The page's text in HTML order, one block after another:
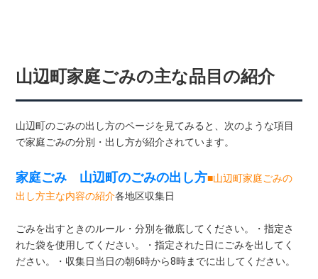
山辺町家庭ごみの主な品目の紹介
山辺町のごみの出し方のページを見てみると、次のような項目
で家庭ごみの分別・出し方が紹介されています。
家庭ごみ 山辺町のごみの出し方■山辺町家庭ごみの
出し方主な内容の紹介各地区収集日
ごみを出すときのルール・分別を徹底してください。・指定さ
れた袋を使用してください。・指定された日にごみを出してく
ださい。・収集日当日の朝6時から8時までに出してください。